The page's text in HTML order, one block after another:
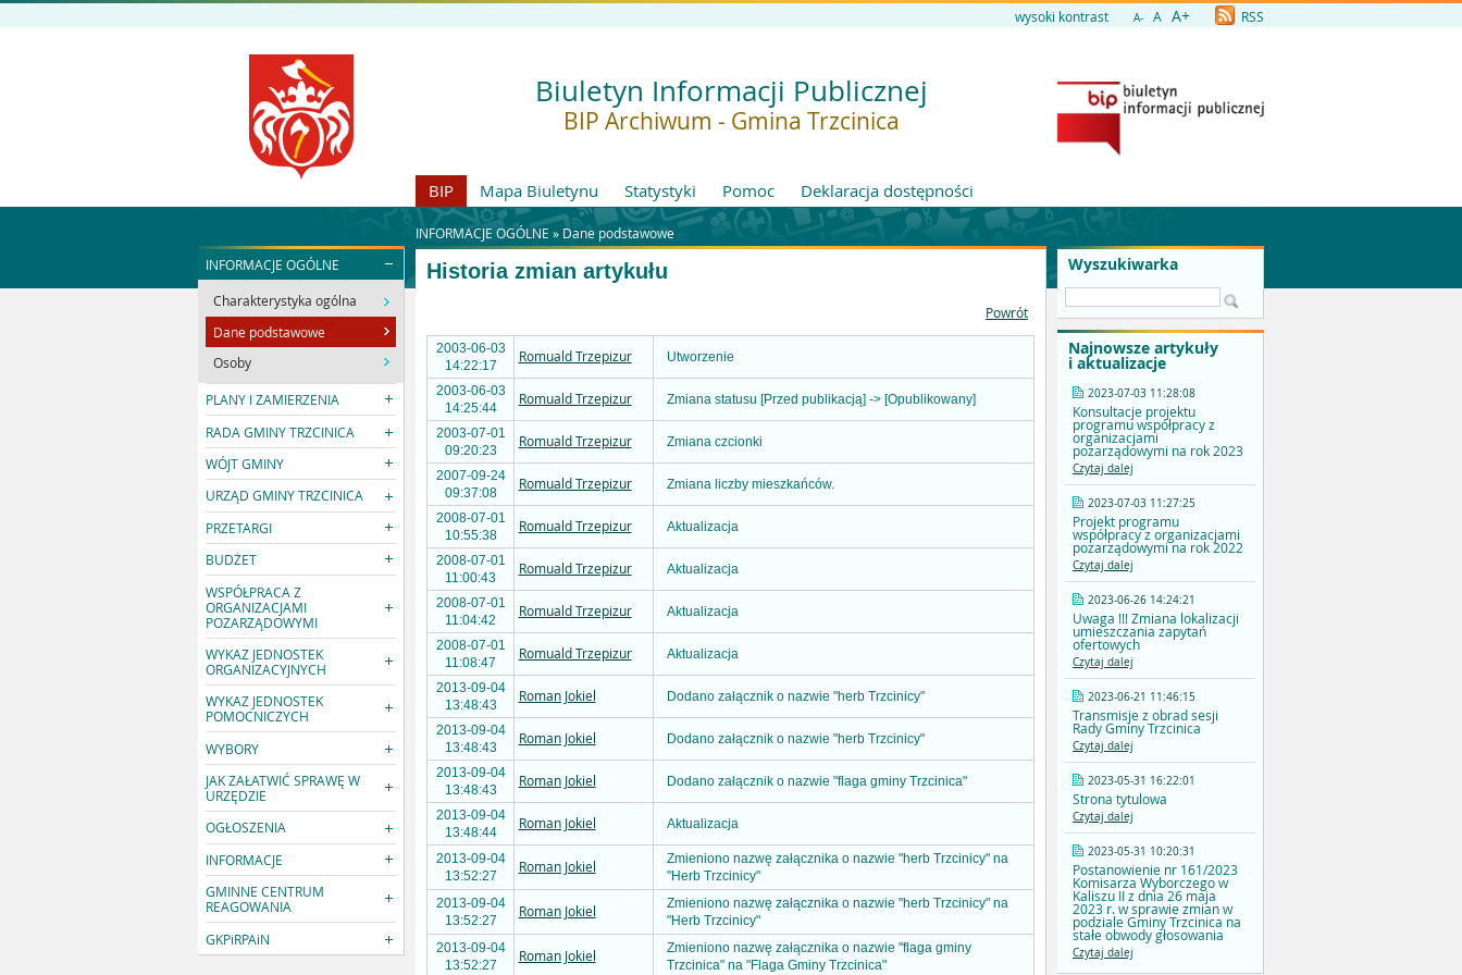
wysoki kontrast A- A A+ RSS
Biuletyn Informacji Publicznej
BIP Archiwum - Gmina Trzcinica
BIP Mapa Biuletynu Statystyki Pomoc Deklaracja dostępności
INFORMACJE OGÓLNE » Dane podstawowe
INFORMACJE OGÓLNE
Charakterystyka ogólna
Dane podstawowe
Osoby
PLANY I ZAMIERZENIA
RADA GMINY TRZCINICA
WÓJT GMINY
URZĄD GMINY TRZCINICA
PRZETARGI
BUDŻET
WSPÓŁPRACA Z
ORGANIZACJAMI
POZARZĄDOWYMI
WYKAZ JEDNOSTEK
ORGANIZACYJNYCH
WYKAZ JEDNOSTEK
POMOCNICZYCH
WYBORY
JAK ZAŁATWIĆ SPRAWĘ W
URZĘDZIE
OGŁOSZENIA
INFORMACJE
GMINNE CENTRUM
REAGOWANIA
GKPiRPAiN
Wyszukiwarka
Najnowsze artykuły
i aktualizacje
2023-07-03 11:28:08
Konsultacje projektu
programu współpracy z
organizacjami
pozarządowymi na rok 2023
Czytaj dalej
2023-07-03 11:27:25
Projekt programu
współpracy z organizacjami
pozarządowymi na rok 2022
Czytaj dalej
2023-06-26 14:24:21
Uwaga !!! Zmiana lokalizacji
umieszczania zapytań
ofertowych
Czytaj dalej
2023-06-21 11:46:15
Transmisje z obrad sesji
Rady Gminy Trzcinica
Czytaj dalej
2023-05-31 16:22:01
Strona tytulowa
Czytaj dalej
2023-05-31 10:20:31
Postanowienie nr 161/2023
Komisarza Wyborczego w
Kaliszu II z dnia 26 maja
2023 r. w sprawie zmian w
podziale Gminy Trzcinica na
stałe obwody głosowania
Czytaj dalej
Historia zmian artykułu
Powrót
2003-06-03
14:22:17
Romuald Trzepizur Utworzenie
2003-06-03
14:25:44
Romuald Trzepizur Zmiana statusu [Przed publikacją] -> [Opublikowany]
2003-07-01
09:20:23
Romuald Trzepizur Zmiana czcionki
2007-09-24
09:37:08
Romuald Trzepizur Zmiana liczby mieszkańców.
2008-07-01
10:55:38
Romuald Trzepizur Aktualizacja
2008-07-01
11:00:43
Romuald Trzepizur Aktualizacja
2008-07-01
11:04:42
Romuald Trzepizur Aktualizacja
2008-07-01
11:08:47
Romuald Trzepizur Aktualizacja
2013-09-04
13:48:43
Roman Jokiel Dodano załącznik o nazwie "herb Trzcinicy"
2013-09-04
13:48:43
Roman Jokiel Dodano załącznik o nazwie "herb Trzcinicy"
2013-09-04
13:48:43
Roman Jokiel Dodano załącznik o nazwie "flaga gminy Trzcinica"
2013-09-04
13:48:44
Roman Jokiel Aktualizacja
2013-09-04
13:52:27
Roman Jokiel
Zmieniono nazwę załącznika o nazwie "herb Trzcinicy" na
"Herb Trzcinicy"
2013-09-04
13:52:27
Roman Jokiel
Zmieniono nazwę załącznika o nazwie "herb Trzcinicy" na
"Herb Trzcinicy"
2013-09-04
13:52:27
Roman Jokiel
Zmieniono nazwę załącznika o nazwie "flaga gminy
Trzcinica" na "Flaga Gminy Trzcinica"